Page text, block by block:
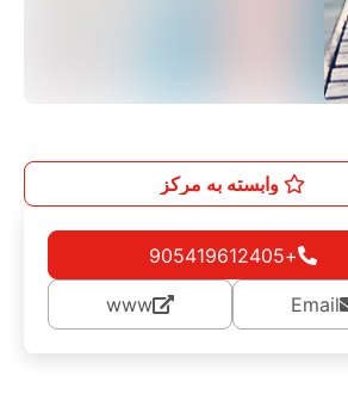
وابسته به مرکز
+905419612405
Email
www